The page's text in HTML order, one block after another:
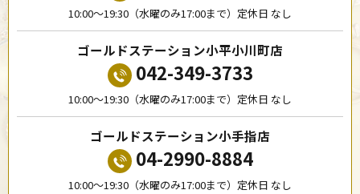
10:00〜19:30（水曜のみ17:00まで）定休日 なし
ゴールドステーション小平小川町店
042-349-3733
10:00〜19:30（水曜のみ17:00まで）定休日 なし
ゴールドステーション小手指店
04-2990-8884
10:00〜19:30（水曜のみ17:00まで）定休日 なし